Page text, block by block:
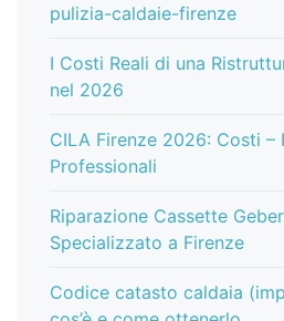
pulizia-caldaie-firenze
I Costi Reali di una
nel 2026
CILA Firenze 2026: Costi –
Professionali
Riparazione Cassette
Specializzato a Firenze
Codice catasto caldaia